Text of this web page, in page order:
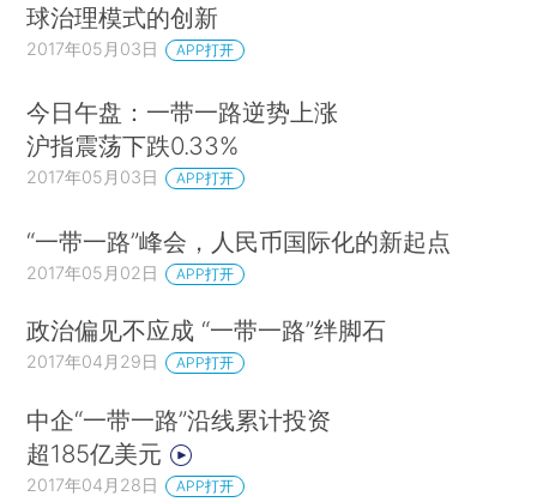
球治理模式的创新
2017年05月03日 APP打开
今日午盘：一带一路逆势上涨
沪指震荡下跌0.33%
2017年05月03日 APP打开
“一带一路”峰会，人民币国际化的新起点
2017年05月02日 APP打开
政治偏见不应成 “一带一路”绊脚石
2017年04月29日 APP打开
中企“一带一路”沿线累计投资
超185亿美元
2017年04月28日 APP打开